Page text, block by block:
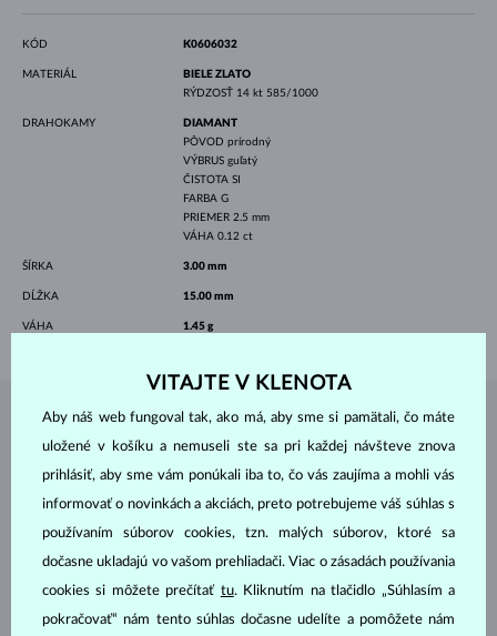
KÓD K0606032
MATERIÁL
BIELE ZLATO
RÝDZOSŤ 14 kt 585/1000
DRAHOKAMY
DIAMANT
PÔVOD prírodný
VÝBRUS guľatý
ČISTOTA SI
FARBA G
PRIEMER 2.5 mm
VÁHA 0.12 ct
ŠÍRKA 3.00 mm
DĹŽKA 15.00 mm
VÁHA 1.45 g
ŠPERKY ZATELIÉRU KLENOTA
VITAJTE V KLENOTA
Aby náš web fungoval tak, ako má, aby sme si pamätali, čo máte
uložené v košíku a nemuseli ste sa pri každej návšteve znova
prihlásiť, aby sme vám ponúkali iba to, čo vás zaujíma a mohli vás
informovať o novinkách a akciách, preto potrebujeme váš súhlas s
používaním súborov cookies, tzn. malých súborov, ktoré sa
dočasne ukladajú vo vašom prehliadači. Viac o zásadách používania
cookies si môžete prečítať tu. Kliknutím na tlačidlo „Súhlasím a
pokračovať“ nám tento súhlas dočasne udelíte a pomôžete nám